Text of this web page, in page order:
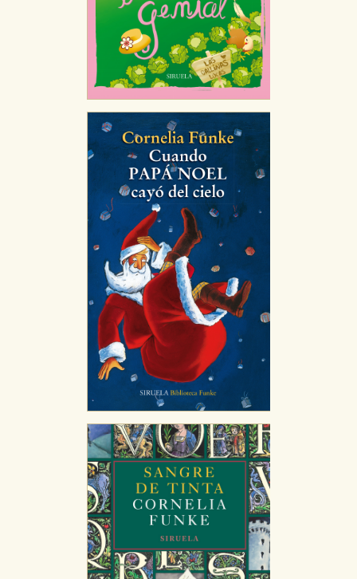
nuestro sistema. Es posible hacerlo desde el
navegador, pero en ese caso es posible que algunas
áreas de nuestra web dejen de funcionar
correctamente.
Cookies de rendimiento y analíticas
Estas cookies se utilizan para mejorar su experiencia
de navegación y optimizar el funcionamiento de
servicios para que no tenga que reconfigurarlos cada
vez que nos visita. La información es agregada y, por lo
tanto, es anónima.
Cookies de publicidad y redes sociales
Estas cookies son gestionadas por nuestros socios
publicitarios y se utilizan para mostrar publicidad
relevante para sus intereses en otros sitios. No
almacenan directamente información personal sino
que se basan en la identificación única de su
navegador y dispositivo de internet.
GUARDAR CONFIGURACIÓN
Puede consultar nuestrapolítica de cookies